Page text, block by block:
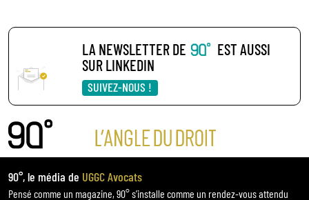
LA NEWSLETTER DE
EST AUSSI
SUR LINKEDIN
SUIVEZ-NOUS !
90°, le média de UGGC Avocats
Pensé comme un magazine, 90° s’installe comme un rendez-vous attendu